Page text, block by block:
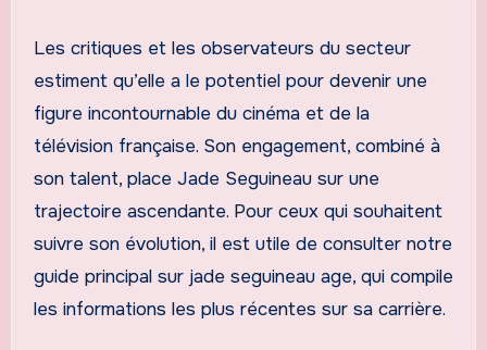
Les critiques et les observateurs du secteur
estiment qu’elle a le potentiel pour devenir une
figure incontournable du cinéma et de la
télévision française. Son engagement, combiné à
son talent, place Jade Seguineau sur une
trajectoire ascendante. Pour ceux qui souhaitent
suivre son évolution, il est utile de consulter notre
guide principal sur jade seguineau age, qui compile
les informations les plus récentes sur sa carrière.